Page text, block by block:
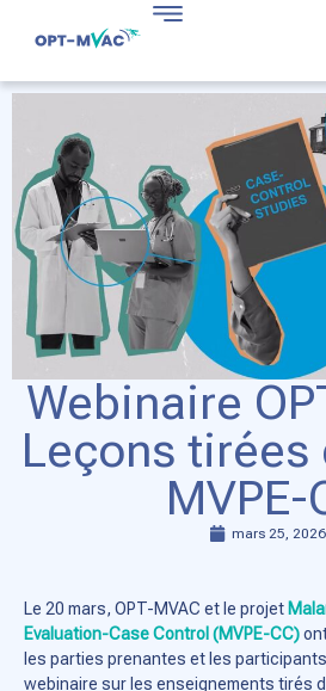
Webinaire
Leçons
MVPE-
mars 25, 2026
Le 20 mars, OPT-MVAC et le projet
Evaluation-Case Control (MVPE-CC)
les parties prenantes et les
webinaire sur les enseignements tirés